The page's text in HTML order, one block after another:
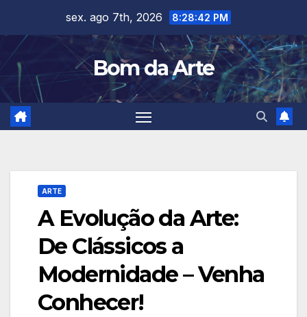
content
sex. ago 7th, 2026 8:28:43 PM
Bom da Arte
ARTE
A Evolução da Arte:
De Clássicos a
Modernidade – Venha
Conhecer!